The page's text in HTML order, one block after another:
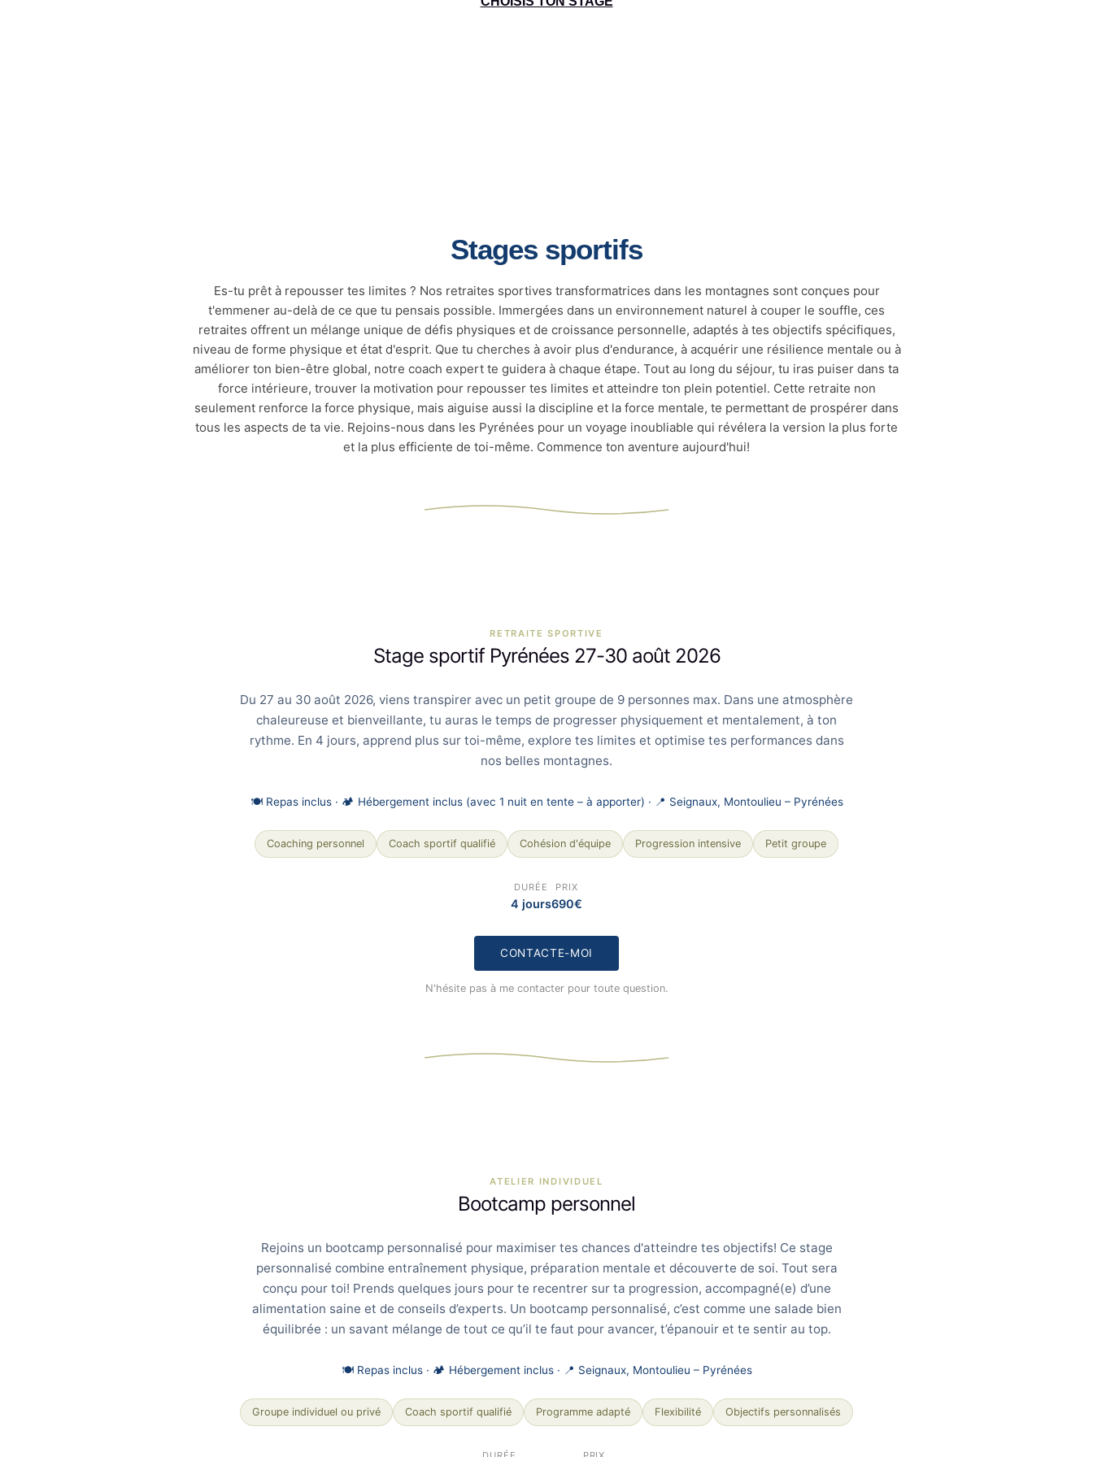
Stages sportifs
Es-tu prêt à repousser tes limites ? Nos retraites sportives transformatrices dans les montagnes sont conçues pour
t'emmener au-delà de ce que tu pensais possible. Immergées dans un environnement naturel à couper le souffle, ces
retraites offrent un mélange unique de défis physiques et de croissance personnelle, adaptés à tes objectifs spécifiques,
niveau de forme physique et état d'esprit. Que tu cherches à avoir plus d'endurance, à acquérir une résilience mentale ou à
améliorer ton bien-être global, notre coach expert te guidera à chaque étape. Tout au long du séjour, tu iras puiser dans ta
force intérieure, trouver la motivation pour repousser tes limites et atteindre ton plein potentiel. Cette retraite non
seulement renforce la force physique, mais aiguise aussi la discipline et la force mentale, te permettant de prospérer dans
tous les aspects de ta vie. Rejoins-nous dans les Pyrénées pour un voyage inoubliable qui révélera la version la plus forte
et la plus efficiente de toi-même. Commence ton aventure aujourd'hui!
RETRAITE SPORTIVE
Stage sportif Pyrénées 27-30 août 2026
Du 27 au 30 août 2026, viens transpirer avec un petit groupe de 9 personnes max. Dans une atmosphère
chaleureuse et bienveillante, tu auras le temps de progresser physiquement et mentalement, à ton
rythme. En 4 jours, apprend plus sur toi-même, explore tes limites et optimise tes performances dans
nos belles montagnes.
🍽️ Repas inclus · 🏕️ Hébergement inclus (avec 1 nuit en tente – à apporter) · 📍 Seignaux, Montoulieu – Pyrénées
Coaching personnel Coach sportif qualifié Cohésion d'équipe Progression intensive Petit groupe
DURÉE
4 jours
PRIX
690€
CONTACTE-MOI
N'hésite pas à me contacter pour toute question.
ATELIER INDIVIDUEL
Bootcamp personnel
Rejoins un bootcamp personnalisé pour maximiser tes chances d'atteindre tes objectifs! Ce stage
personnalisé combine entraînement physique, préparation mentale et découverte de soi. Tout sera
conçu pour toi! Prends quelques jours pour te recentrer sur ta progression, accompagné(e) d’une
alimentation saine et de conseils d’experts. Un bootcamp personnalisé, c’est comme une salade bien
équilibrée : un savant mélange de tout ce qu’il te faut pour avancer, t’épanouir et te sentir au top.
🍽️ Repas inclus · 🏕️ Hébergement inclus · 📍 Seignaux, Montoulieu – Pyrénées
Groupe individuel ou privé Coach sportif qualifié Programme adapté Flexibilité Objectifs personnalisés